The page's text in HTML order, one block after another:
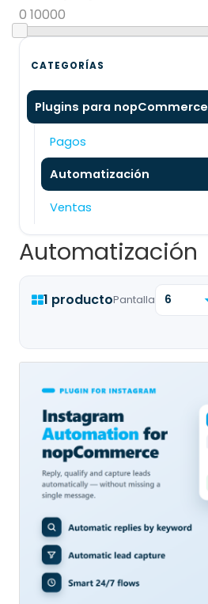
0 10000
CATEGORÍAS
Plugins para nopCommerce
Pagos
Automatización
Ventas
Automatización
1 productoPantalla